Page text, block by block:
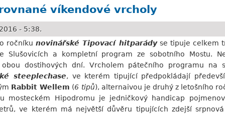
víkendové vrcholy
- 5:38.
ročníkunovinářské Tipovací hitparádyse tipuje celkem
Slušovicích a kompletní program ze sobotního Mostu.
dostihových dní. Vrcholem pátečního programu na
steeplechase, ve kterém tipující předpokládají
Rabbit Wellem (6 tipů), alternaivou je druhý z letošního
mosteckém Hipodromu je jedničkový handicap
ve kterém má největší důvěru tipujících zdejší